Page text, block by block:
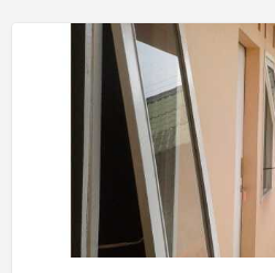
Putri/mahasiswi/karyawati